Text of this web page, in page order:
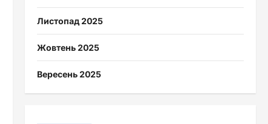
Листопад 2025
Жовтень 2025
Вересень 2025